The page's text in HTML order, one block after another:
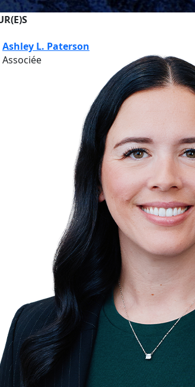
Ashley L. Paterson
Associée